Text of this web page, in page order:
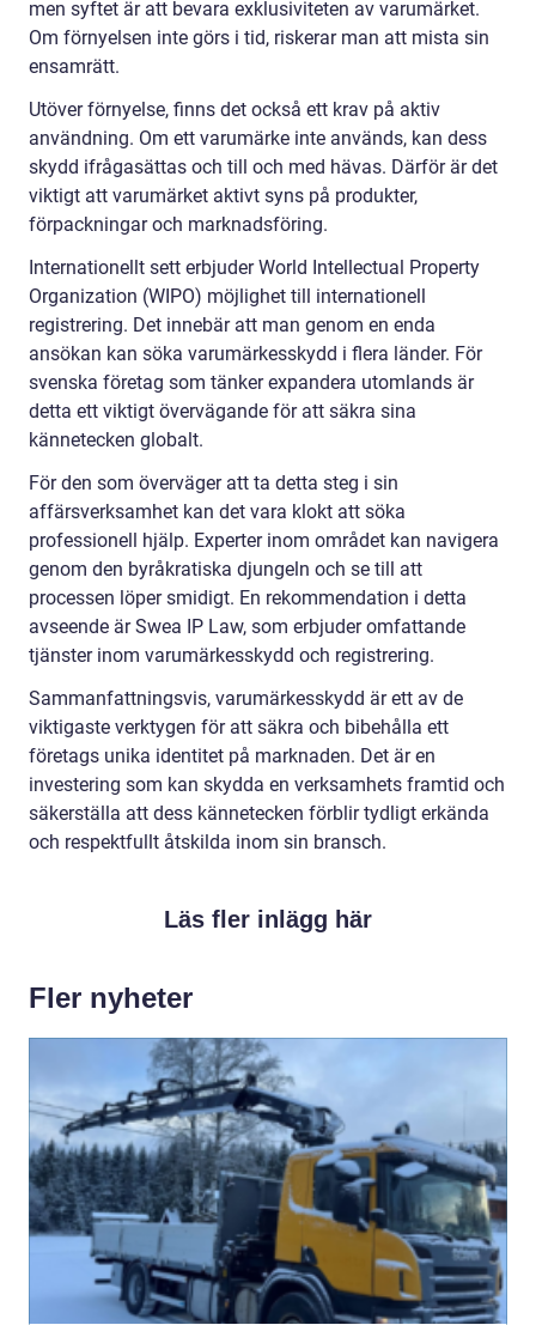
men syftet är att bevara exklusiviteten av varumärket.
Om förnyelsen inte görs i tid, riskerar man att mista sin
ensamrätt.
Utöver förnyelse, finns det också ett krav på aktiv
användning. Om ett varumärke inte används, kan dess
skydd ifrågasättas och till och med hävas. Därför är det
viktigt att varumärket aktivt syns på produkter,
förpackningar och marknadsföring.
Internationellt sett erbjuder World Intellectual Property
Organization (WIPO) möjlighet till internationell
registrering. Det innebär att man genom en enda
ansökan kan söka varumärkesskydd i flera länder. För
svenska företag som tänker expandera utomlands är
detta ett viktigt övervägande för att säkra sina
kännetecken globalt.
För den som överväger att ta detta steg i sin
affärsverksamhet kan det vara klokt att söka
professionell hjälp. Experter inom området kan navigera
genom den byråkratiska djungeln och se till att
processen löper smidigt. En rekommendation i detta
avseende är Swea IP Law, som erbjuder omfattande
tjänster inom varumärkesskydd och registrering.
Sammanfattningsvis, varumärkesskydd är ett av de
viktigaste verktygen för att säkra och bibehålla ett
företags unika identitet på marknaden. Det är en
investering som kan skydda en verksamhets framtid och
säkerställa att dess kännetecken förblir tydligt erkända
och respektfullt åtskilda inom sin bransch.
Läs fler inlägg här
Fler nyheter